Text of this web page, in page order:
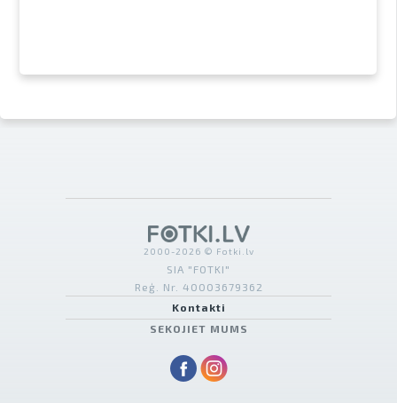
2000-2026 © Fotki.lv
SIA "FOTKI"
Reģ. Nr. 40003679362
Kontakti
SEKOJIET MUMS